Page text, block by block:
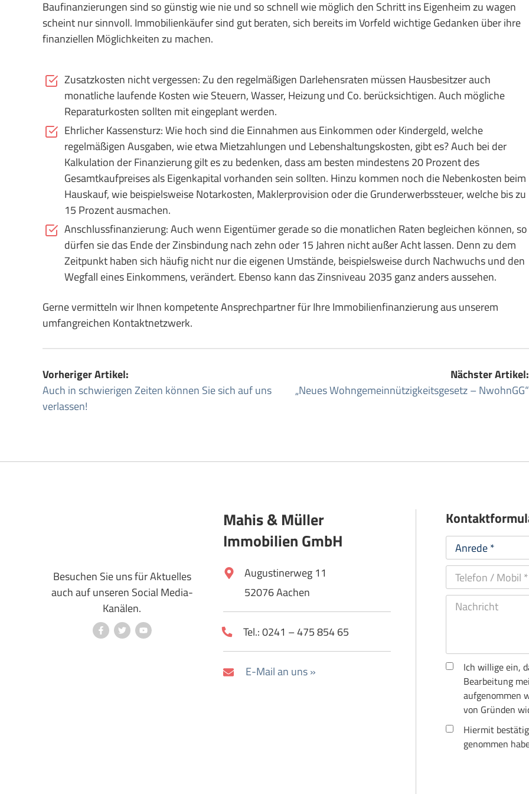
Baufinanzierungen sind so günstig wie nie und so schnell wie möglich den Schritt ins Eigenheim zu wagen
scheint nur sinnvoll. Immobilienkäufer sind gut beraten, sich bereits im Vorfeld wichtige Gedanken über ihre
finanziellen Möglichkeiten zu machen.
Zusatzkosten nicht vergessen: Zu den regelmäßigen Darlehensraten müssen Hausbesitzer auch
monatliche laufende Kosten wie Steuern, Wasser, Heizung und Co. berücksichtigen. Auch mögliche
Reparaturkosten sollten mit eingeplant werden.
Ehrlicher Kassensturz: Wie hoch sind die Einnahmen aus Einkommen oder Kindergeld, welche
regelmäßigen Ausgaben, wie etwa Mietzahlungen und Lebenshaltungskosten, gibt es? Auch bei der
Kalkulation der Finanzierung gilt es zu bedenken, dass am besten mindestens 20 Prozent des
Gesamtkaufpreises als Eigenkapital vorhanden sein sollten. Hinzu kommen noch die Nebenkosten beim
Hauskauf, wie beispielsweise Notarkosten, Maklerprovision oder die Grunderwerbssteuer, welche bis zu
15 Prozent ausmachen.
Anschlussfinanzierung: Auch wenn Eigentümer gerade so die monatlichen Raten begleichen können, so
dürfen sie das Ende der Zinsbindung nach zehn oder 15 Jahren nicht außer Acht lassen. Denn zu dem
Zeitpunkt haben sich häufig nicht nur die eigenen Umstände, beispielsweise durch Nachwuchs und den
Wegfall eines Einkommens, verändert. Ebenso kann das Zinsniveau 2035 ganz anders aussehen.
Gerne vermitteln wir Ihnen kompetente Ansprechpartner für Ihre Immobilienfinanzierung aus unserem
umfangreichen Kontaktnetzwerk.
Vorheriger Artikel:
Auch in schwierigen Zeiten können Sie sich auf uns
verlassen!
Nächster Artikel:
„Neues Wohngemein­nützigkeits­gesetz – NwohnGG“
Besuchen Sie uns für Aktuelles
auch auf unseren Social Media-
Kanälen.
Mahis & Müller
Immobilien GmbH
Augustinerweg 11
52076 Aachen
Tel.: 0241 – 475 854 65
E-Mail an uns »
Ich willige ein,
Bearbeitung
aufgenommen
von Gründen
Hiermit
genommen